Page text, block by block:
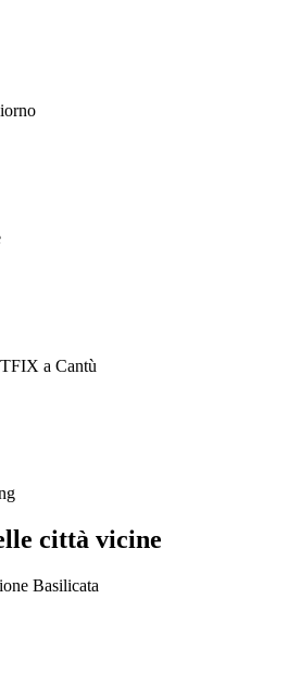
a Cantù
città vicine
Basilicata